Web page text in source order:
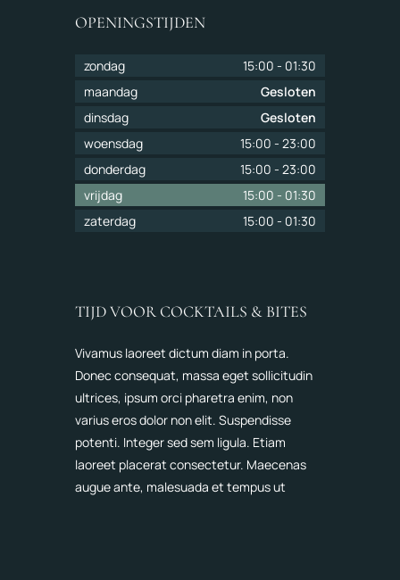
OPENINGSTIJDEN
zondag 15:00 - 01:30
maandag
Gesloten
dinsdag
Gesloten
woensdag
15:00 - 23:00
donderdag
15:00 - 23:00
vrijdag
15:00 - 01:30
zaterdag
15:00 - 01:30
TIJD VOOR COCKTAILS & BITES
Vivamus laoreet dictum diam in porta.
Donec consequat, massa eget sollicitudin
ultrices, ipsum orci pharetra enim, non
varius eros dolor non elit. Suspendisse
potenti. Integer sed sem ligula. Etiam
laoreet placerat consectetur. Maecenas
augue ante, malesuada et tempus ut